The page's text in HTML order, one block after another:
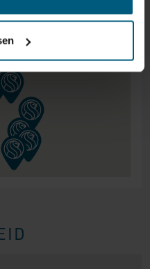
door heel Nederland
Waddeneilanden is
Zodra een
neemt het transport
maken van een
zorgvuldig vervoerd,
er tijdens transport